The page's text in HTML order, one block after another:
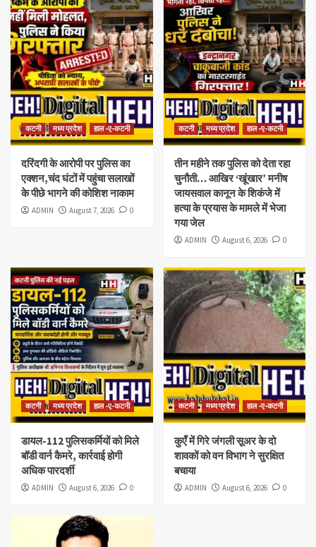
कटनी मध्य प्रदेश हाल -ए-कटनी
दरिंदगी के आरोपी पर पुलिस का
एक्शन,चंद घंटों में पहुंचा सलाखों
के पीछे भागने की कोशिश नाकाम
ADMIN August 7, 2026 0
कटनी मध्य प्रदेश हाल -ए-कटनी
तीन महीने तक पुलिस को देता रहा
चुनौती… आखिर ‘खूंखार’ मनीष
जायसवाल कानून के शिकंजे में
हत्या के प्रयास के मामले में भेजा
गया जेल
ADMIN August 6, 2026 0
कटनी मध्य प्रदेश हाल -ए-कटनी
डायल-112 पुलिसकर्मियों को मिले
बॉडी वार्न कैमरे, कार्रवाई होगी
अधिक पारदर्शी
ADMIN August 6, 2026 0
कटनी मध्य प्रदेश हाल -ए-कटनी
कुएँ में गिरे जंगली सूअर के दो
शावकों को वन विभाग ने सुरक्षित
बचाया
ADMIN August 6, 2026 0